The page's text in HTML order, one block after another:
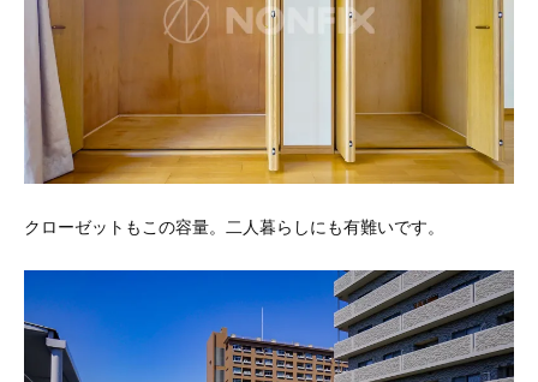
クローゼットもこの容量。二人暮らしにも有難いです。